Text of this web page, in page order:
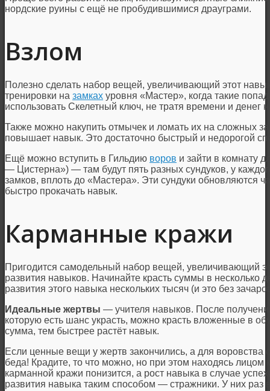
нордские руины с ещё не пробудившимися драуграми.
Взлом
Полезно сделать набор вещей, увеличивающий этот
тренировки на замках уровня «Мастер», когда такие
использовать Скелетный ключ, не тратя времени и денег
Также можно накупить отмычек и ломать их на сложных
повышает навык. Это достаточно быстрый и недорогой
Ещё можно вступить в Гильдию воров и зайти в комнату
— Цистерна») — там будут пять разных сундуков, у
замков, вплоть до «Мастера». Эти сундуки обновляются
быстро прокачать навык.
Карманные кражи
Пригодится самодельный набор вещей, увеличивающий
развития навыков. Начинайте красть суммы в несколько
развития этого навыка нескольких тысяч (и это без
Идеальные жертвы — учителя навыков. После
которую есть шанс украсть, можно красть вложенные в
сумма, тем быстрее растёт навык.
Если ценные вещи у жертв закончились, а для
беда! Крадите, то что можно, но при этом находясь лицом
карманной кражи понизится, а рост навыка в случае
развития навыка таким способом — стражники. У них раз